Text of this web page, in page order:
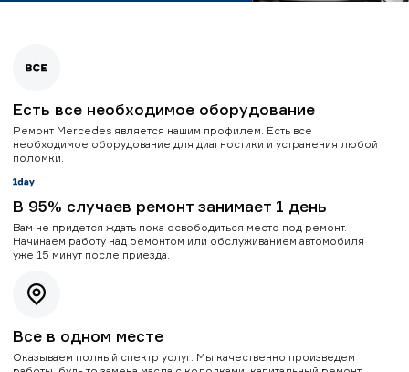
Есть все необходимое оборудование
Ремонт Mercedes является нашим профилем. Есть все
необходимое оборудование для диагностики и устранения любой
поломки.
В 95% случаев ремонт занимает 1 день
Вам не придется ждать пока освободиться место под ремонт.
Начинаем работу над ремонтом или обслуживанием автомобиля
уже 15 минут после приезда.
Все в одном месте
Оказываем полный спектр услуг. Мы качественно произведем